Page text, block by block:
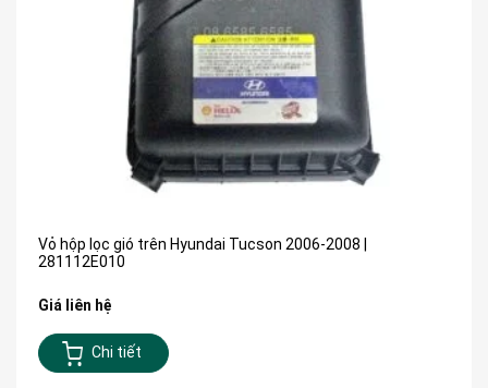
Vỏ hộp lọc gió trên Hyundai Tucson 2006-2008 |
281112E010
Giá liên hệ
Chi tiết